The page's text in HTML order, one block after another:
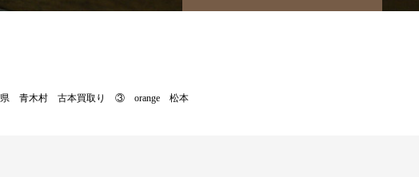
県 青木村 古本買取り ③ orange 松本